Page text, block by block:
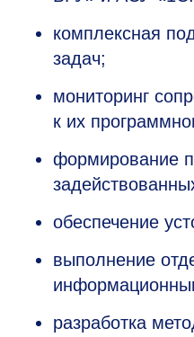
комплексная
задач;
мониторинг
к их
формирование
обеспечение
выполнение
разработка